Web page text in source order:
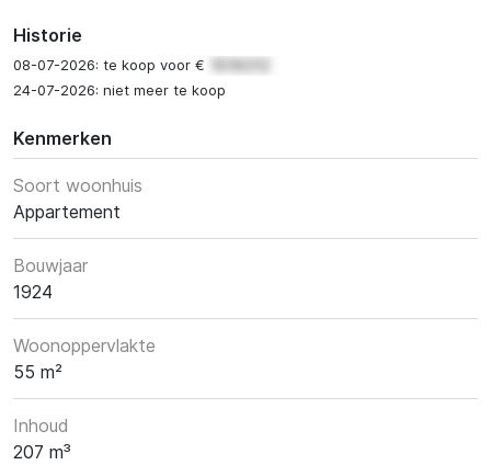
Historie
08-07-2026: te koop voor €
24-07-2026: niet meer te koop
Kenmerken
Soort woonhuis
Appartement
Bouwjaar
1924
Woonoppervlakte
55 m²
Inhoud
207 m³